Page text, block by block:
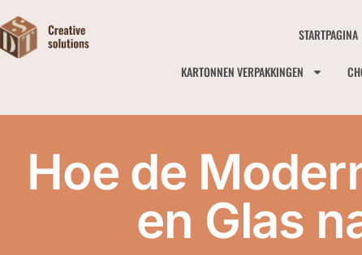
STARTPAGINA
KARTONNEN VERPAKKINGEN
Hoe de
en Glas